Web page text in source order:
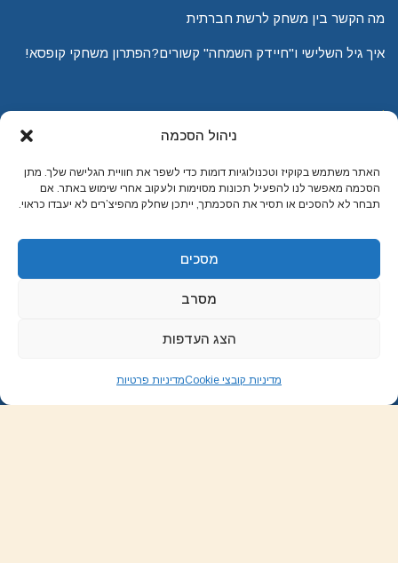
ניהול הסכמה
האתר משתמש בקוקיז וטכנולוגיות דומות כדי לשפר את חוויית הגלישה שלך. מתן
הסכמה מאפשר לנו להפעיל תכונות מסוימות ולעקוב אחרי שימוש באתר. אם
תבחר לא להסכים או תסיר את הסכמתך, ייתכן שחלק מהפיצ’רים לא יעבדו כראוי.
מסכים
מסרב
הצג העדפות
מדיניות קובצי Cookie מדיניות פרטיות
מה הקשר בין משחק לרשת חברתית
איך גיל השלישי ו"חיידק השמחה" קשורים?הפתרון משחקי קופסא!
מי אני
על יהודית לוטואק האוכל כמשחק שתיים הן אהבותיי, שתיים – לא
יותר מדי. אני אוהבת לאפות ולהקדיח תבשילים ולשחק בסולמות
רשתות חברתיות